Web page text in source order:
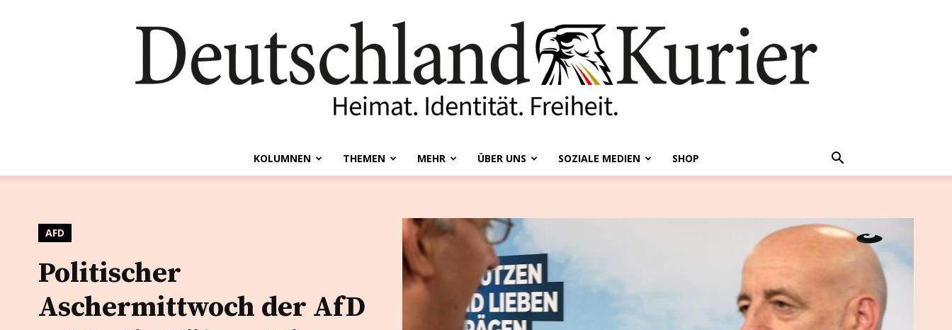
Kurier
KOLUMNEN THEMEN MEHR ÜBER UNS SOZIALE MEDIEN SHOP
AFD
Politischer
Aschermittwoch der AfD